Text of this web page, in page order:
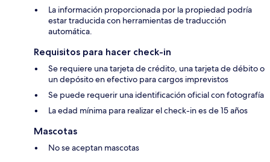
La información proporcionada por la propiedad podría
estar traducida con herramientas de traducción
automática.
Requisitos para hacer check-in
Se requiere una tarjeta de crédito, una tarjeta de débito o
un depósito en efectivo para cargos imprevistos
Se puede requerir una identificación oficial con fotografía
La edad mínima para realizar el check-in es de 15 años
Mascotas
No se aceptan mascotas